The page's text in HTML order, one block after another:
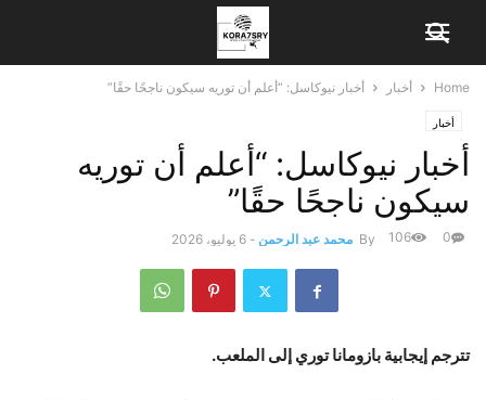
Home أخبار أخبار نيوكاسل: “أعلم أن توريه سيكون ناجحًا حقًا”
أخبار
أخبار نيوكاسل: “أعلم أن توريه
سيكون ناجحًا حقًا”
By محمد عبد الرحمن - 6 يوليو، 2026 0
106
تترجم إيجابية بازومانا توري إلى الملعب.